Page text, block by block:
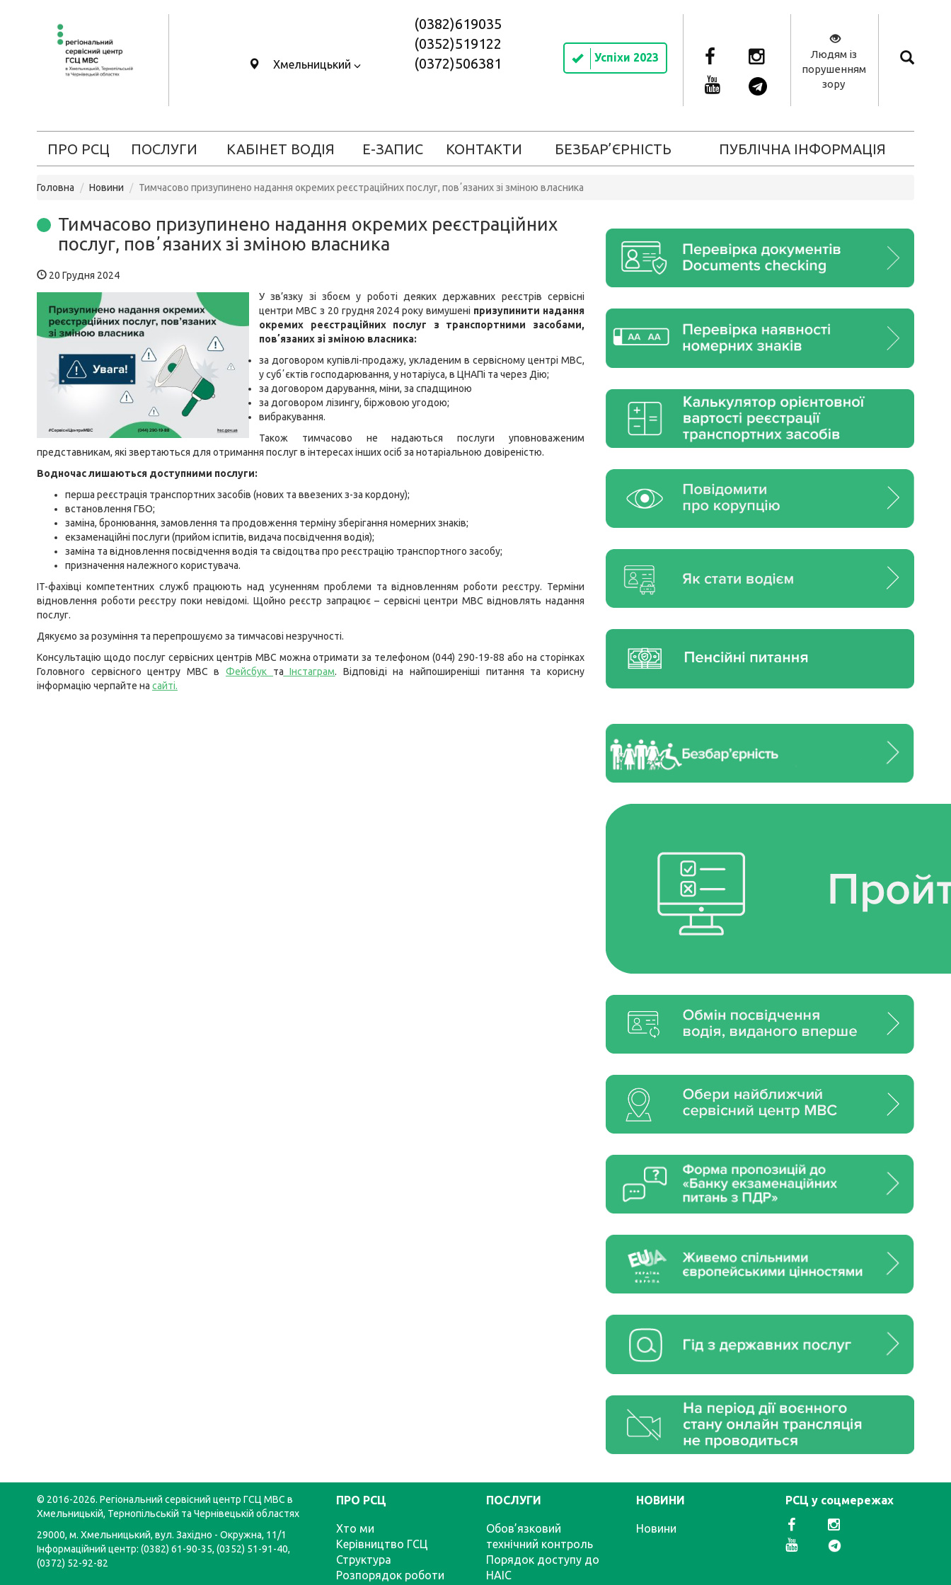
Хмельницький
(0382)619035
(0352)519122
(0372)506381
Успіхи 2023
Людям із
порушенням
зору
ПРО РСЦ ПОСЛУГИ КАБІНЕТ ВОДІЯ Е-ЗАПИС КОНТАКТИ БЕЗБАР’ЄРНІСТЬ ПУБЛІЧНА ІНФОРМАЦІЯ
Головна Новини Тимчасово призупинено надання окремих реєстраційних послуг, повʼязаних зі зміною власника
Тимчасово призупинено надання окремих реєстраційних
послуг, повʼязаних зі зміною власника
20 Грудня 2024
У зв’язку зі збоєм у роботі деяких державних реєстрів сервісні
центри МВС з 20 грудня 2024 року вимушені призупинити надання
окремих реєстраційних послуг з транспортними засобами,
повʼязаних зі зміною власника:
за договором купівлі-продажу, укладеним в сервісному центрі МВС,
у субʼєктів господарювання, у нотаріуса, в ЦНАПі та через Дію;
за договором дарування, міни, за спадщиною
за договором лізингу, біржовою угодою;
вибракування.
Також тимчасово не надаються послуги уповноваженим
представникам, які звертаються для отримання послуг в інтересах інших осіб за нотаріальною довіреністю.
Водночас лишаються доступними послуги:
перша реєстрація транспортних засобів (нових та ввезених з-за кордону);
встановлення ГБО;
заміна, бронювання, замовлення та продовження терміну зберігання номерних знаків;
екзаменаційні послуги (прийом іспитів, видача посвідчення водія);
заміна та відновлення посвідчення водія та свідоцтва про реєстрацію транспортного засобу;
призначення належного користувача.
IT-фахівці компетентних служб працюють над усуненням проблеми та відновленням роботи реєстру. Терміни
відновлення роботи реєстру поки невідомі. Щойно реєстр запрацює – сервісні центри МВС відновлять надання
послуг.
Дякуємо за розуміння та перепрошуємо за тимчасові незручності.
Консультацію щодо послуг сервісних центрів МВС можна отримати за телефоном (044) 290-19-88 або на сторінках
Головного сервісного центру МВС вФейсбук та Інстаграм. Відповіді на найпоширеніші питання та корисну
інформацію черпайте на сайті.
© 2016-2026. Регіональний сервісний центр ГСЦ МВС в
Хмельницькій, Тернопільській та Чернівецькій областях
29000, м. Хмельницький, вул. Західно - Окружна, 11/1
Інформаційний центр: (0382) 61-90-35, (0352) 51-91-40,
(0372) 52-92-82
ПРО РСЦ
Хто ми
Керівництво ГСЦ
Структура
Розпорядок роботи
ПОСЛУГИ
Обов’язковий
технічний контроль
Порядок доступу до
НАІС
НОВИНИ
Новини
РСЦ у соцмережах